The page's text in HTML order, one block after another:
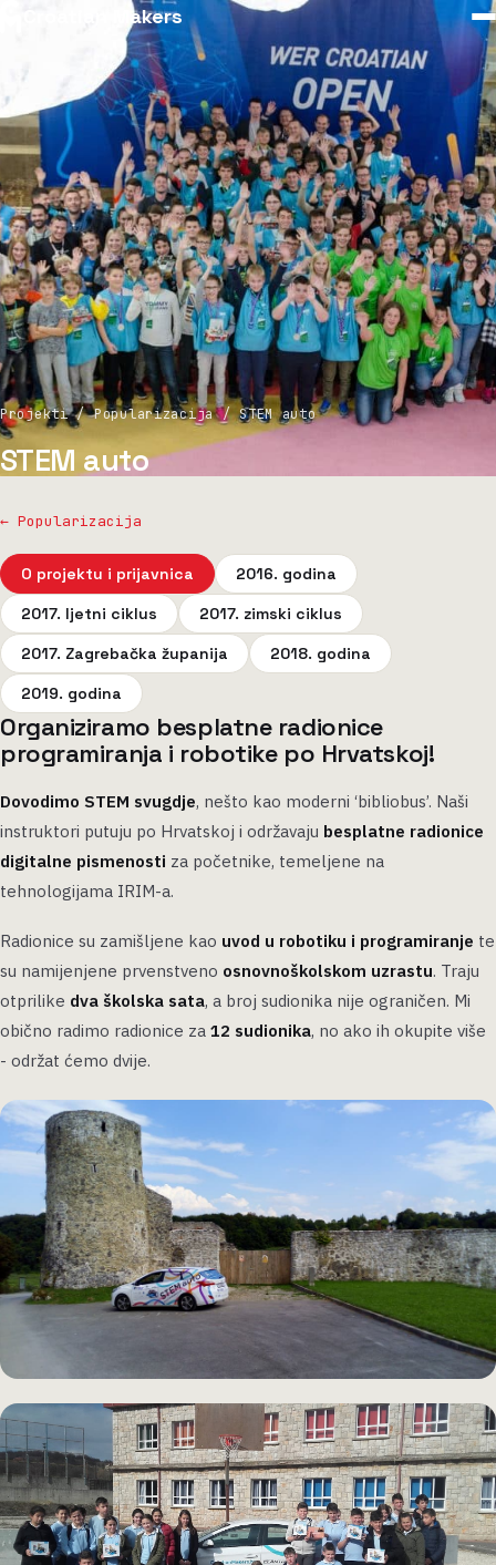
Croatian Makers
Projekti / Popularizacija / STEM auto
STEM auto
← Popularizacija
O projektu i prijavnica
2016. godina
2017. ljetni ciklus
2017. zimski ciklus
2017. Zagrebačka županija
2018. godina
2019. godina
Organiziramo besplatne radionice
programiranja i robotike po Hrvatskoj!
Dovodimo STEM svugdje, nešto kao moderni ‘bibliobus’. Naši
instruktori putuju po Hrvatskoj i održavaju besplatne radionice
digitalne pismenosti za početnike, temeljene na
tehnologijama IRIM-a.
Radionice su zamišljene kao uvod u robotiku i programiranje te
su namijenjene prvenstveno osnovnoškolskom uzrastu. Traju
otprilike dva školska sata, a broj sudionika nije ograničen. Mi
obično radimo radionice za 12 sudionika, no ako ih okupite više
- održat ćemo dvije.